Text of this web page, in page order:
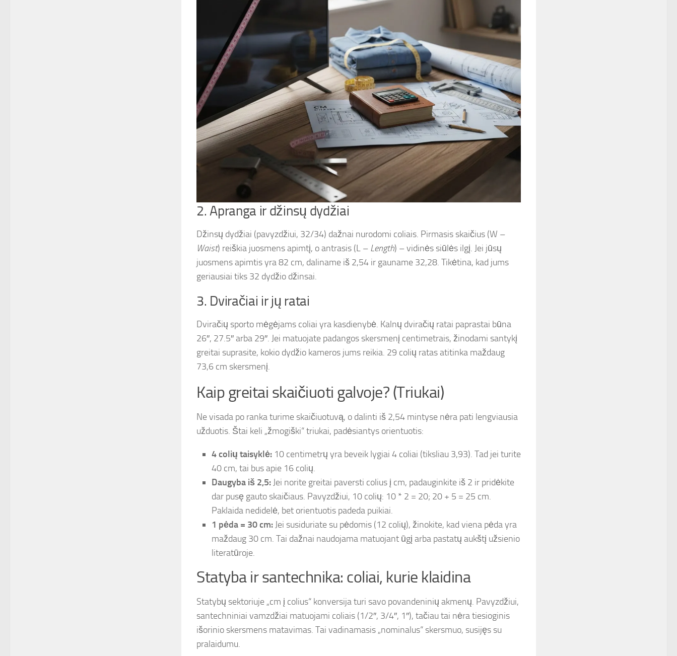
2. Apranga ir džinsų dydžiai
Džinsų dydžiai (pavyzdžiui, 32/34) dažnai nurodomi coliais. Pirmasis skaičius (W –
Waist) reiškia juosmens apimtį, o antrasis (L – Length) – vidinės siūlės ilgį. Jei jūsų
juosmens apimtis yra 82 cm, daliname iš 2,54 ir gauname 32,28. Tikėtina, kad jums
geriausiai tiks 32 dydžio džinsai.
3. Dviračiai ir jų ratai
Dviračių sporto mėgėjams coliai yra kasdienybė. Kalnų dviračių ratai paprastai būna
26″, 27.5″ arba 29″. Jei matuojate padangos skersmenį centimetrais, žinodami santykį
greitai suprasite, kokio dydžio kameros jums reikia. 29 colių ratas atitinka maždaug
73,6 cm skersmenį.
Kaip greitai skaičiuoti galvoje? (Triukai)
Ne visada po ranka turime skaičiuotuvą, o dalinti iš 2,54 mintyse nėra pati lengviausia
užduotis. Štai keli „žmogiški“ triukai, padėsiantys orientuotis:
4 colių taisyklė: 10 centimetrų yra beveik lygiai 4 coliai (tiksliau 3,93). Tad jei turite
40 cm, tai bus apie 16 colių.
Daugyba iš 2,5: Jei norite greitai paversti colius į cm, padauginkite iš 2 ir pridėkite
dar pusę gauto skaičiaus. Pavyzdžiui, 10 colių: 10 * 2 = 20; 20 + 5 = 25 cm.
Paklaida nedidelė, bet orientuotis padeda puikiai.
1 pėda = 30 cm: Jei susiduriate su pėdomis (12 colių), žinokite, kad viena pėda yra
maždaug 30 cm. Tai dažnai naudojama matuojant ūgį arba pastatų aukštį užsienio
literatūroje.
Statyba ir santechnika: coliai, kurie klaidina
Statybų sektoriuje „cm į colius“ konversija turi savo povandeninių akmenų. Pavyzdžiui,
santechniniai vamzdžiai matuojami coliais (1/2″, 3/4″, 1″), tačiau tai nėra tiesioginis
išorinio skersmens matavimas. Tai vadinamasis „nominalus“ skersmuo, susijęs su
pralaidumu.